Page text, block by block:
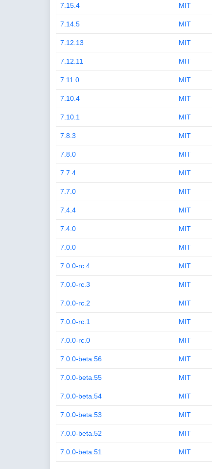
7.15.4 MIT
7.14.5 MIT
7.12.13 MIT
7.12.11 MIT
7.11.0 MIT
7.10.4 MIT
7.10.1 MIT
7.8.3 MIT
7.8.0 MIT
7.7.4 MIT
7.7.0 MIT
7.4.4 MIT
7.4.0 MIT
7.0.0 MIT
7.0.0-rc.4 MIT
7.0.0-rc.3 MIT
7.0.0-rc.2 MIT
7.0.0-rc.1 MIT
7.0.0-rc.0 MIT
7.0.0-beta.56 MIT
7.0.0-beta.55 MIT
7.0.0-beta.54 MIT
7.0.0-beta.53 MIT
7.0.0-beta.52 MIT
7.0.0-beta.51 MIT